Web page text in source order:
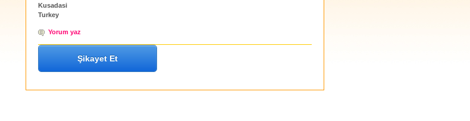
Kusadasi
Turkey
Yorum yaz
Şikayet Et